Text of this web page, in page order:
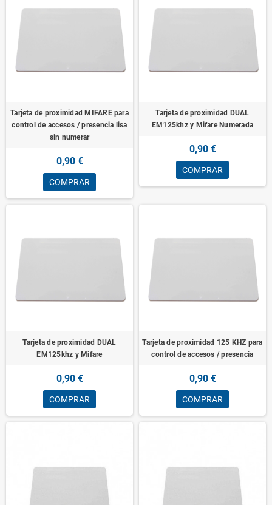
Tarjeta de proximidad MIFARE para
control de accesos / presencia lisa
sin numerar
0,90 €
COMPRAR
Tarjeta de proximidad DUAL
EM125khz y Mifare Numerada
0,90 €
COMPRAR
Tarjeta de proximidad DUAL
EM125khz y Mifare
0,90 €
COMPRAR
Tarjeta de proximidad 125 KHZ para
control de accesos / presencia
0,90 €
COMPRAR